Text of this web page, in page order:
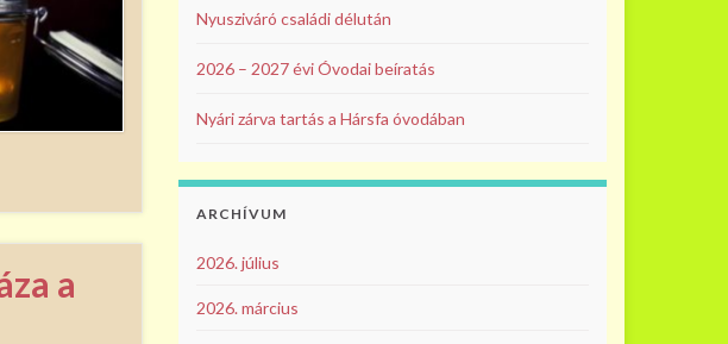
a
Nyusziváró családi délután
2026 – 2027 évi Óvodai beíratás
Nyári zárva tartás a Hársfa óvodában
ARCHÍVUM
2026. július
2026. március